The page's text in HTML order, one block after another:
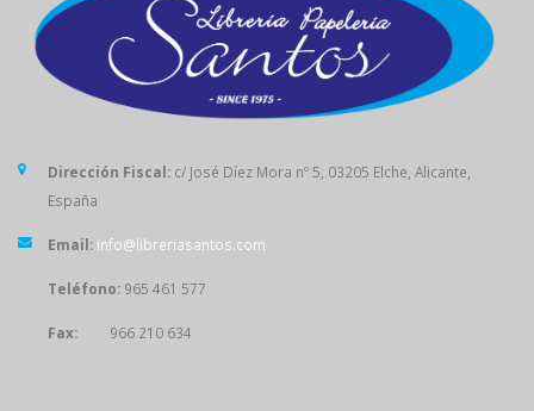
Dirección Fiscal: c/ José Díez Mora nº 5, 03205 Elche, Alicante,
España
Email: info@libreriasantos.com
Teléfono: 965 461 577
Fax: 966 210 634